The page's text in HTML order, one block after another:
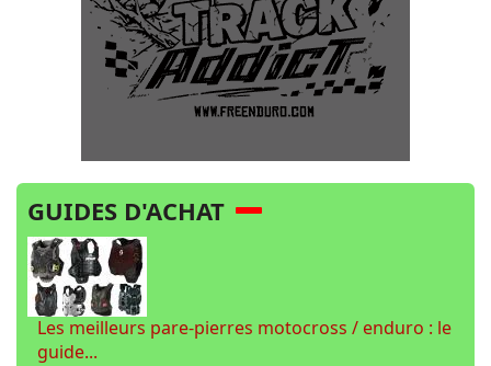
GUIDES D'ACHAT
Les meilleurs pare-pierres motocross / enduro : le
guide...